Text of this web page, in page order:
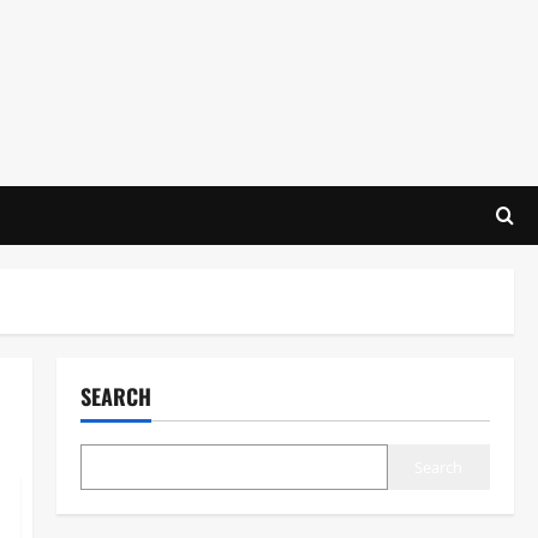
SEARCH